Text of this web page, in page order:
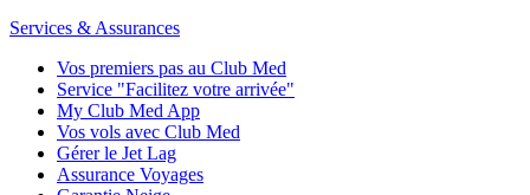
Services & Assurances
Vos premiers pas au Club Med
Service "Facilitez votre arrivée"
My Club Med App
Vos vols avec Club Med
Gérer le Jet Lag
Assurance Voyages